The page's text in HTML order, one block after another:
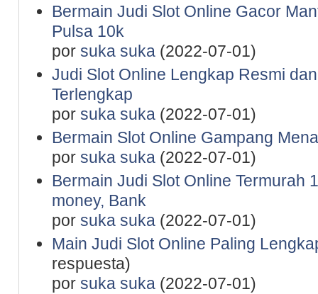
Bermain Judi Slot Online Gacor
Pulsa 10k
por suka suka(2022-07-01)
Judi Slot Online Lengkap Resmi
Terlengkap
por suka suka(2022-07-01)
Bermain Slot Online Gampang
por suka suka(2022-07-01)
Bermain Judi Slot Online Termurah
money, Bank
por suka suka(2022-07-01)
Main Judi Slot Online Paling
respuesta)
por suka suka(2022-07-01)